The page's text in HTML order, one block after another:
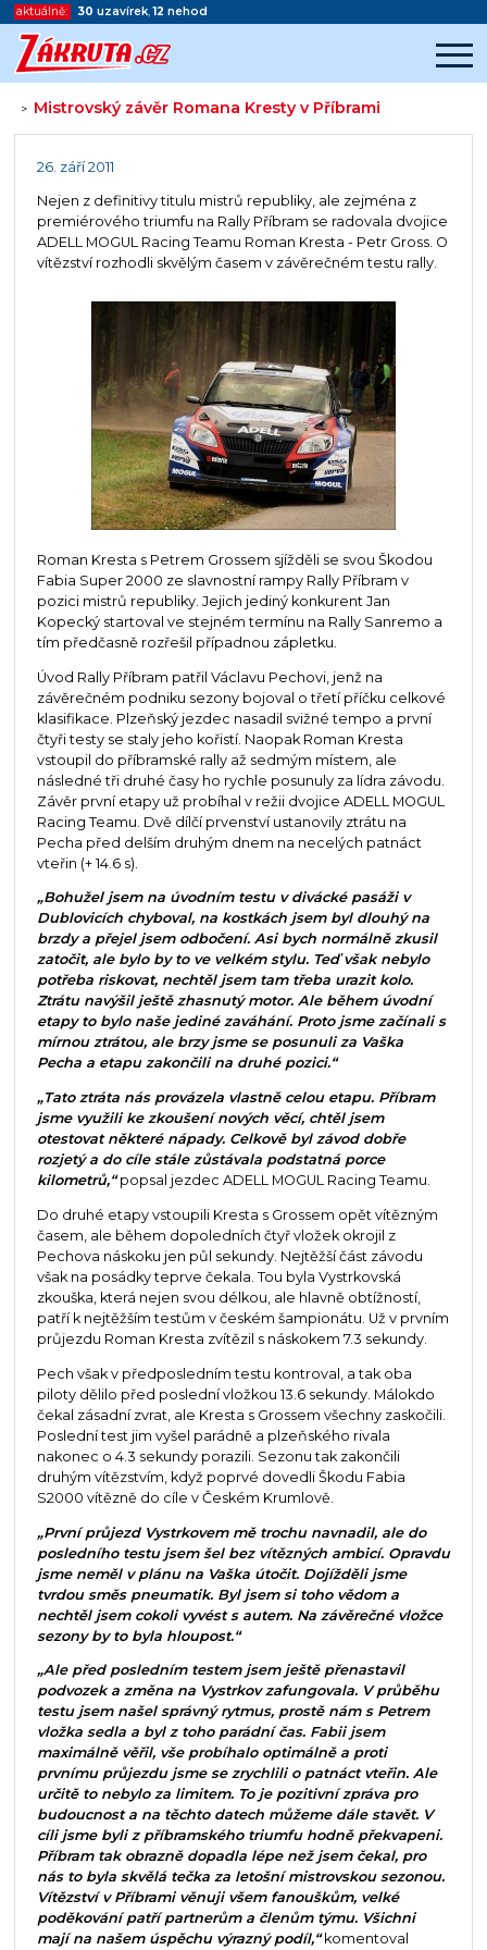
aktuálně: 30 uzavírek,12 nehod
> Mistrovský závěr Romana Kresty v Příbrami
Začátek reklamy
26. září 2011
Nejen z definitivy titulu mistrů republiky, ale zejména z
premiérového triumfu na Rally Příbram se radovala dvojice
ADELL MOGUL Racing Teamu Roman Kresta - Petr Gross. O
vítězství rozhodli skvělým časem v závěrečném testu rally.
Roman Kresta s Petrem Grossem sjížděli se svou Škodou
Fabia Super 2000 ze slavnostní rampy Rally Příbram v
pozici mistrů republiky. Jejich jediný konkurent Jan
Kopecký startoval ve stejném termínu na Rally Sanremo a
tím předčasně rozřešil případnou zápletku.
Úvod Rally Příbram patřil Václavu Pechovi, jenž na
závěrečném podniku sezony bojoval o třetí příčku celkové
klasifikace. Plzeňský jezdec nasadil svižné tempo a první
čtyři testy se staly jeho kořistí. Naopak Roman Kresta
vstoupil do příbramské rally až sedmým místem, ale
následné tři druhé časy ho rychle posunuly za lídra závodu.
Závěr první etapy už probíhal v režii dvojice ADELL MOGUL
Racing Teamu. Dvě dílčí prvenství ustanovily ztrátu na
Pecha před delším druhým dnem na necelých patnáct
vteřin (+ 14.6 s).
„Bohužel jsem na úvodním testu v divácké pasáži v
Dublovicích chyboval, na kostkách jsem byl dlouhý na
brzdy a přejel jsem odbočení. Asi bych normálně zkusil
zatočit, ale bylo by to ve velkém stylu. Teď však nebylo
potřeba riskovat, nechtěl jsem tam třeba urazit kolo.
Ztrátu navýšil ještě zhasnutý motor. Ale během úvodní
etapy to bylo naše jediné zaváhání. Proto jsme začínali s
mírnou ztrátou, ale brzy jsme se posunuli za Vaška
Pecha a etapu zakončili na druhé pozici.“
„Tato ztráta nás provázela vlastně celou etapu. Příbram
jsme využili ke zkoušení nových věcí, chtěl jsem
otestovat některé nápady. Celkově byl závod dobře
rozjetý a do cíle stále zůstávala podstatná porce
kilometrů,“popsal jezdec ADELL MOGUL Racing Teamu.
Do druhé etapy vstoupili Kresta s Grossem opět vítězným
časem, ale během dopoledních čtyř vložek okrojil z
Pechova náskoku jen půl sekundy. Nejtěžší část závodu
však na posádky teprve čekala. Tou byla Vystrkovská
zkouška, která nejen svou délkou, ale hlavně obtížností,
patří k nejtěžším testům v českém šampionátu. Už v prvním
průjezdu Roman Kresta zvítězil s náskokem 7.3 sekundy.
Pech však v předposledním testu kontroval, a tak oba
piloty dělilo před poslední vložkou 13.6 sekundy. Málokdo
čekal zásadní zvrat, ale Kresta s Grossem všechny zaskočili.
Poslední test jim vyšel parádně a plzeňského rivala
nakonec o 4.3 sekundy porazili. Sezonu tak zakončili
druhým vítězstvím, když poprvé dovedli Škodu Fabia
S2000 vítězně do cíle v Českém Krumlově.
„První průjezd Vystrkovem mě trochu navnadil, ale do
posledního testu jsem šel bez vítězných ambicí. Opravdu
jsme neměl v plánu na Vaška útočit. Dojížděli jsme
tvrdou směs pneumatik. Byl jsem si toho vědom a
nechtěl jsem cokoli vyvést s autem. Na závěrečné vložce
sezony by to byla hloupost.“
„Ale před posledním testem jsem ještě přenastavil
podvozek a změna na Vystrkov zafungovala. V průběhu
testu jsem našel správný rytmus, prostě nám s Petrem
vložka sedla a byl z toho parádní čas. Fabii jsem
maximálně věřil, vše probíhalo optimálně a proti
prvnímu průjezdu jsme se zrychlili o patnáct vteřin. Ale
určitě to nebylo za limitem. To je pozitivní zpráva pro
budoucnost a na těchto datech můžeme dále stavět. V
cíli jsme byli z příbramského triumfu hodně překvapeni.
Příbram tak obrazně dopadla lépe než jsem čekal, pro
nás to byla skvělá tečka za letošní mistrovskou sezonou.
Vítězství v Příbrami věnuji všem fanouškům, velké
poděkování patří partnerům a členům týmu. Všichni
mají na našem úspěchu výrazný podíl,“komentoval